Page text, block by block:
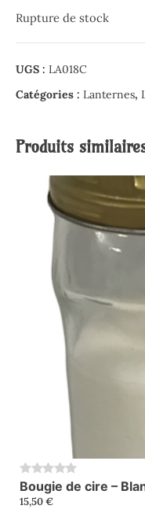
Rupture de stock
UGS : LA018C
Catégories : Lanternes,
Produits
0
Bougie de cire –
15,50€